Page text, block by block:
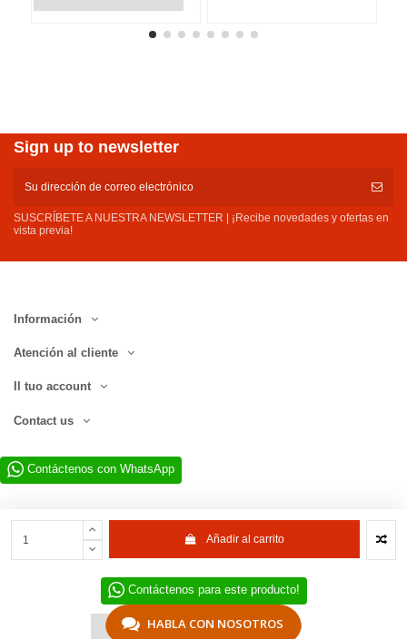
Añadir al carrito
Contáctenos para este producto!
Chiedi un preventivo
Sign up to newsletter
SUSCRÍBETE A NUESTRA NEWSLETTER | ¡Recibe novedades y ofertas en
vista previa!
Información
Atención al cliente
Il tuo account
Contact us
Contáctenos con WhatsApp
Sitio web desarrollado por D.L. Service Div. E-Commerce S.r.l. | Via
Municipio SNC, 82010 San Martino Sannita (BN), Italia | NIF-IVA
IT01680130620 | © 2022–2026 D.L. Service Div. E-Commerce S.r.l. | Todos
los derechos reservados.
HABLA CON NOSOTROS